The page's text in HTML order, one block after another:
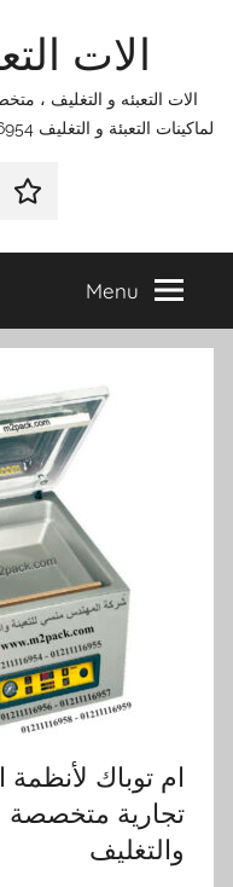
الات
الات التعبئه و التغليف ،
لماكينات التعبئة و التغليف 01211116954 – 01211116956 – 01211116958
Menu
ام توباك
تجارية متخصصة
والتغليف